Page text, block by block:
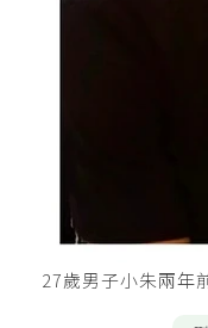
27歲男子小朱兩年